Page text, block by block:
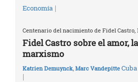
Economía |
Centenario del nacimiento de Fidel Castro,
Fidel Castro sobre el amor,
marxismo
Katrien Demuynck, Marc Vandepitte Cuba
|